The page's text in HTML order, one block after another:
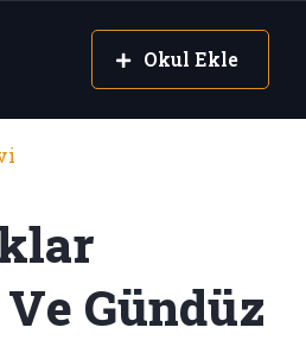
Okul Ekle
Gündüz